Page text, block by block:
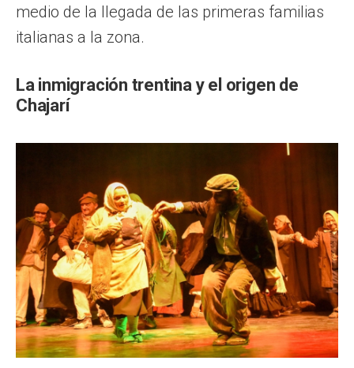
medio de la llegada de las primeras familias
italianas a la zona.
La inmigración trentina y el origen de
Chajarí